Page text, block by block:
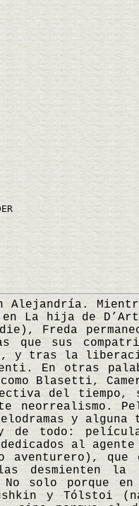
La hija de
Freda
que sus
y tras la
En otras
Blasetti,
del tiempo,
neorrealismo.
y
de todo:
al
aventurero), que
desmienten
solo porque
y Tólstoi